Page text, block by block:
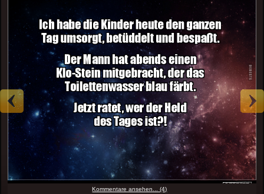
Kommentare ansehen... (4)